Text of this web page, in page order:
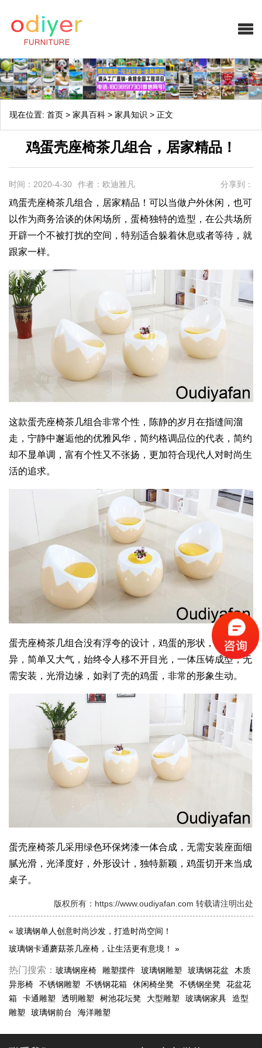
现在位置: 首页 > 家具百科 > 家具知识 > 正文
鸡蛋壳座椅茶几组合，居家精品！
时间：2020-4-30 作者：欧迪雅凡 分享到：
鸡蛋壳座椅茶几组合，居家精品！可以当做户外休闲，也可
以作为商务洽谈的休闲场所，蛋椅独特的造型，在公共场所
开辟一个不被打扰的空间，特别适合躲着休息或者等待，就
跟家一样。
这款蛋壳座椅茶几组合非常个性，陈静的岁月在指缝间溜
走，宁静中邂逅他的优雅风华，简约格调品位的代表，简约
却不显单调，富有个性又不张扬，更加符合现代人对时尚生
活的追求。
蛋壳座椅茶几组合没有浮夸的设计，鸡蛋的形状，个性特
异，简单又大气，始终令人移不开目光，一体压铸成型，无
需安装，光滑边缘，如剥了壳的鸡蛋，非常的形象生动。
蛋壳座椅茶几采用绿色环保烤漆一体合成，无需安装座面细
腻光滑，光泽度好，外形设计，独特新颖，鸡蛋切开来当成
桌子。
版权所有：https://www.oudiyafan.com 转载请注明出处
« 玻璃钢单人创意时尚沙发，打造时尚空间！
玻璃钢卡通蘑菇茶几座椅，让生活更有意境！
»
热门搜索： 玻璃钢座椅 雕塑摆件 玻璃钢雕塑 玻璃钢花盆
木质
异形椅
不锈钢雕塑 不锈钢花箱 休闲椅坐凳 不锈钢坐凳
花盆花
箱
卡通雕塑 透明雕塑 树池花坛凳 大型雕塑 玻璃钢家具
造型
雕塑
玻璃钢前台 海洋雕塑